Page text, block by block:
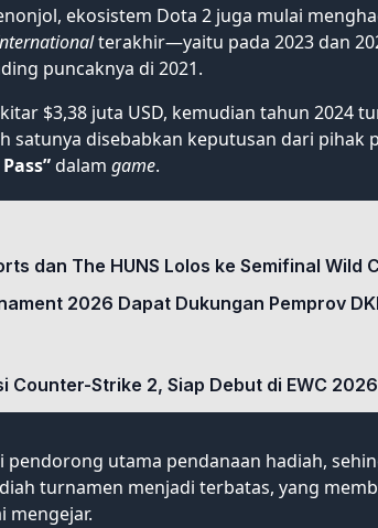
ekosistem Dota 2 juga mulai
terakhir—yaitu pada 2023 dan
puncaknya di 2021.
$3,38 juta USD, kemudian tahun 2024
satunya disebabkan keputusan dari pihak
dalam game.
dan The HUNS Lolos ke Semifinal Wild
2026 Dapat Dukungan Pemprov
Counter-Strike 2, Siap Debut di EWC 2026
pendorong utama pendanaan hadiah,
turnamen menjadi terbatas, yang
mengejar.